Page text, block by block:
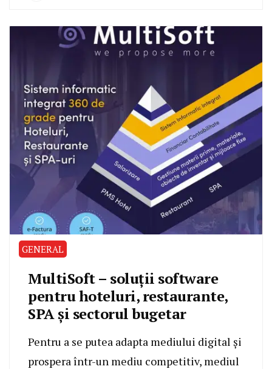
GENERAL
MultiSoft – soluții software
pentru hoteluri, restaurante,
SPA și sectorul bugetar
Pentru a se putea adapta mediului digital și
prospera într-un mediu competitiv, mediul